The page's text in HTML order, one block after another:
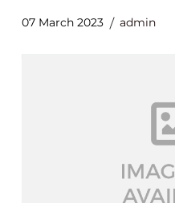
07 March 2023 admin